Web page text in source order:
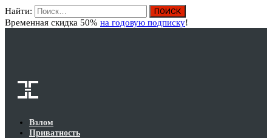
Найти:
Временная скидка 50% на годовую подписку!
Взлом
Приватность